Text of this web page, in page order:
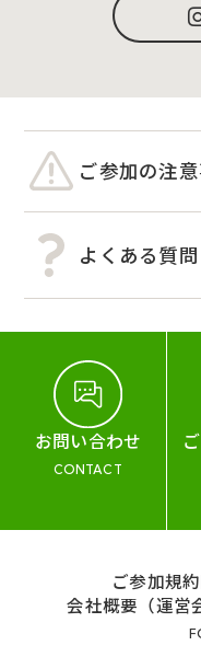
ご参加の注
よくある質問
お問い合わせ
CONTACT
ご参加規約
会社概要（運営